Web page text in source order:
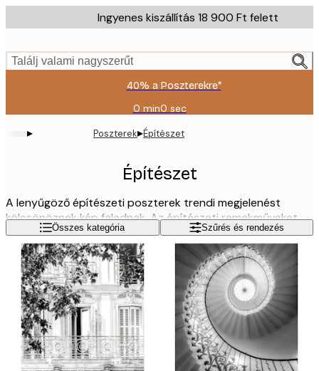
to
content.
Ingyenes kiszállítás 18 900 Ft felett
Találj valami nagyszerűt
40% a Poszterekre*
0 min0 sec
Érvényes:
2026-
08-
▸ Poszterek▸Építészet
Építészet
A lenyűgöző építészeti poszterek trendi megjelenést
kölcsönöznek kép faladnak. Az építészeti remekműveket
ábrázoló képek különösen jól párosíthatóak más
fotóművészeti, tipográfiai vagy divatposzterekkel. Itt
találhatod az összes, építészethez kapcsolódó
faliképünket, amelyek utazásra invitálnak a szimmetrikus
oszlopcsarnokoktól a napsütötte ablakokon át, kedvenc
városod legismertebb látnivalóihoz.
Olvass tovább
Összes kategória Szűrés és rendezés